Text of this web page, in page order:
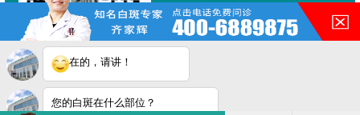
健康专线：130-0306-3616
合肥市铜陵路与合裕路交叉口
东北角（天成大厦旁）
Copyright © 2019
皖ICP备16014022号-1
皖公网安备 34010202600853号
在的，请讲！
您的白斑在什么部位？